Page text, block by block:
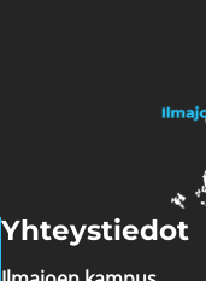
Yhteystiedot